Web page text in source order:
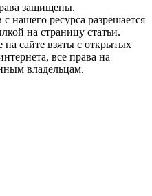
защищены.
нашего ресурса разрешается
на страницу статьи.
сайте взяты с открытых
все права на
владельцам.